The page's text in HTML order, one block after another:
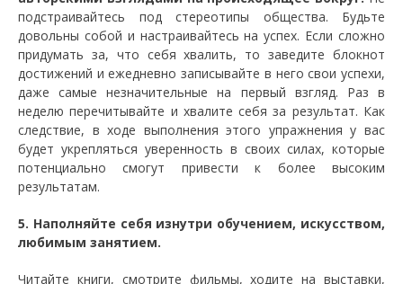
подстраивайтесь под стереотипы общества. Будьте
довольны собой и настраивайтесь на успех. Если сложно
придумать за, что себя хвалить, то заведите блокнот
достижений и ежедневно записывайте в него свои успехи,
даже самые незначительные на первый взгляд. Раз в
неделю перечитывайте и хвалите себя за результат. Как
следствие, в ходе выполнения этого упражнения у вас
будет укрепляться уверенность в своих силах, которые
потенциально смогут привести к более высоким
результатам.
5. Наполняйте себя изнутри обучением, искусством,
любимым занятием.
Читайте книги, смотрите фильмы, ходите на выставки,